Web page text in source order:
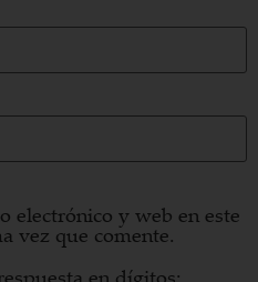
electrónico y web en este
vez que comente.
en dígitos: